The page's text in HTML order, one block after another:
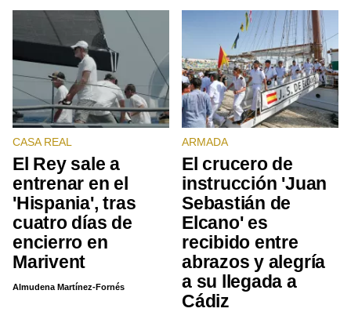
CASA REAL
El Rey sale a
entrenar en el
'Hispania', tras
cuatro días de
encierro en
Marivent
Almudena Martínez-Fornés
ARMADA
El crucero de
instrucción 'Juan
Sebastián de
Elcano' es
recibido entre
abrazos y alegría
a su llegada a
Cádiz